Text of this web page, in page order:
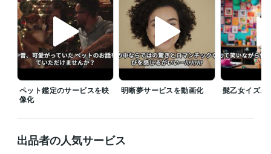
占いの結果に囚われず自分の直感や経験に耳を傾けることが大切。そし
て落ち着いて自分自身の内なる声や現実の状況を客観的に見ることが大
切だよ。
占いは楽しむマインドが基本。過度に期待しアゲ鑑定に依存することは
絶対に避けるべき。なぜなら占いに過剰な期待や依存心を抱くことで現
実から逃避をしてしまう可能性があるの。自分自身の力や努力を必ず信
じること。そして現実に向き合い小さくコツコツ行動をする決意が重要
なんだ。
提供する未知なる世界やユニークな視点を笑いながら楽しむ余裕から新
たな刺激や気づき、未来の変換チャンスを得ることができるのよ、では
ペット鑑定のサービスを映
像化
明晰夢サービスを動画化 髭乙女イズム
出品者の人気サービス